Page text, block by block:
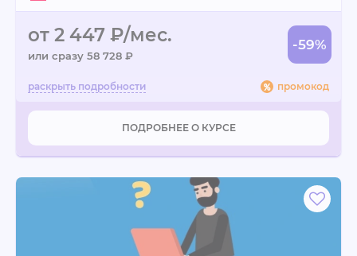
от 2 447 ₽/мес.
или сразу 58 728 ₽
-59%
промокод
ПОДРОБНЕЕ О КУРСЕ